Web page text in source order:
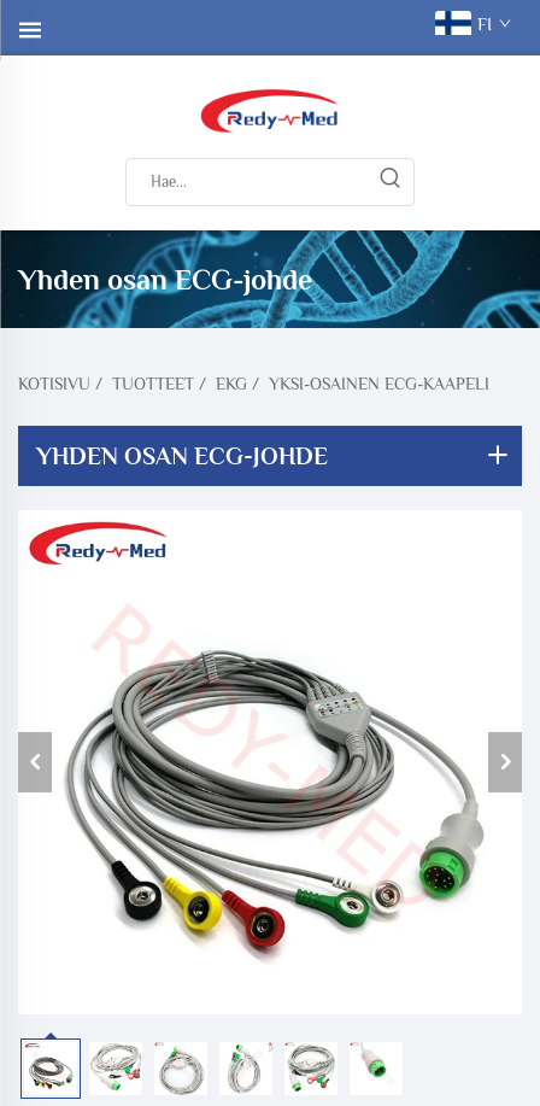
FI
Yhden osan ECG-johde
KOTISIVU / TUOTTEET / EKG / YKSI-OSAINEN ECG-KAAPELI
YHDEN OSAN ECG-JOHDE